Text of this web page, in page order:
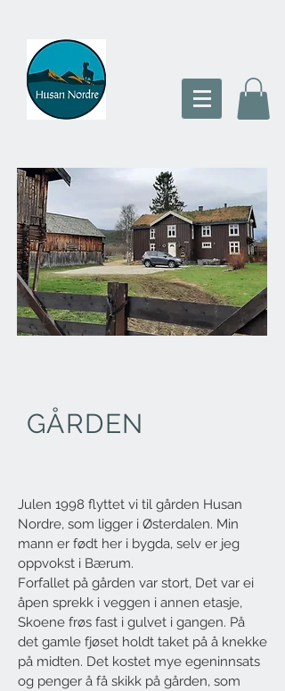
GÅRDEN
Julen 1998 flyttet vi til gården Husan
Nordre, som ligger i Østerdalen. Min
mann er født her i bygda, selv er jeg
oppvokst i Bærum.
Forfallet på gården var stort, Det var ei
åpen sprekk i veggen i annen etasje,
Skoene frøs fast i gulvet i gangen. På
det gamle fjøset holdt taket på å knekke
på midten. Det kostet mye egeninnsats
og penger å få skikk på gården, som